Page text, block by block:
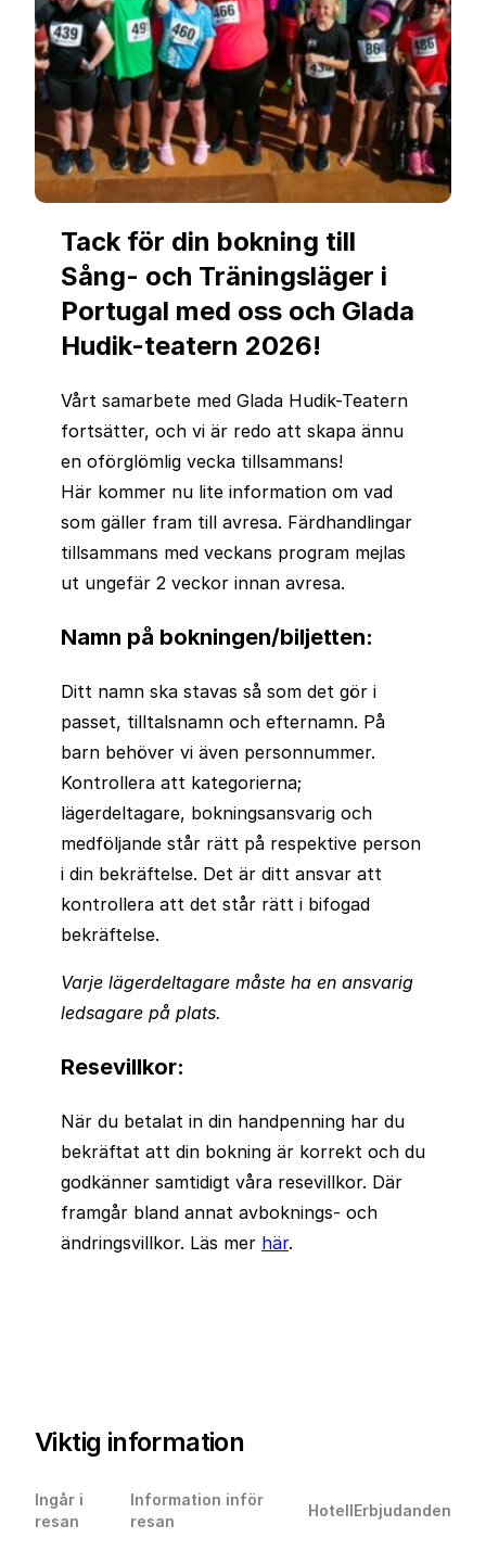
Tack för din bokning till
Sång- och Träningsläger i
Portugal med oss och Glada
Hudik-teatern 2026!
Vårt samarbete med Glada Hudik-Teatern
fortsätter, och vi är redo att skapa ännu
en oförglömlig vecka tillsammans!
Här kommer nu lite information om vad
som gäller fram till avresa. Färdhandlingar
tillsammans med veckans program mejlas
ut ungefär 2 veckor innan avresa.
Namn på bokningen/biljetten:
Ditt namn ska stavas så som det gör i
passet, tilltalsnamn och efternamn. På
barn behöver vi även personnummer.
Kontrollera att kategorierna;
lägerdeltagare, bokningsansvarig och
medföljande står rätt på respektive person
i din bekräftelse. Det är ditt ansvar att
kontrollera att det står rätt i bifogad
bekräftelse.
Varje lägerdeltagare måste ha en ansvarig
ledsagare på plats.
Resevillkor:
När du betalat in din handpenning har du
bekräftat att din bokning är korrekt och du
godkänner samtidigt våra resevillkor. Där
framgår bland annat avboknings- och
ändringsvillkor. Läs mer här.
Viktig information
Ingår i
resan
Information inför
resan
HotellErbjudanden